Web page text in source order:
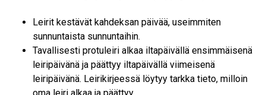
Leirit kestävät kahdeksan päivää, useimmiten
sunnuntaista sunnuntaihin.
Tavallisesti protuleiri alkaa iltapäivällä ensimmäisenä
leiripäivänä ja päättyy iltapäivällä viimeisenä
leiripäivänä. Leirikirjeessä löytyy tarkka tieto, milloin